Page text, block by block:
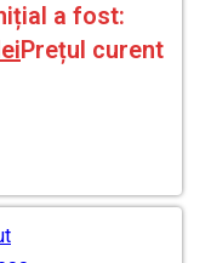
a fost:
leiPrețul curent